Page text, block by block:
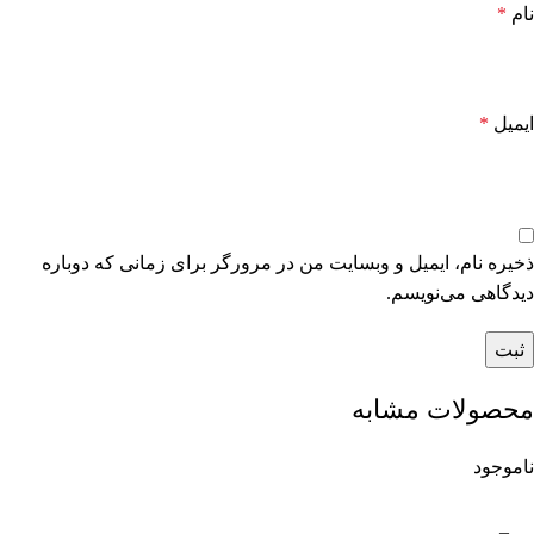
نام *
ایمیل *
ذخیره نام، ایمیل و وبسایت من در مرورگر برای زمانی که دوباره
دیدگاهی می‌نویسم.
محصولات مشابه
ناموجود